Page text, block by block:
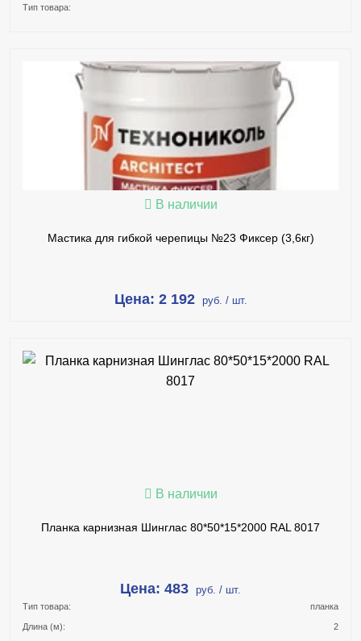
Тип товара:
КУПИТЬ В 1 КЛИК
ПОДРОБНЕЕ
В наличии
Мастика для гибкой черепицы №23 Фиксер (3,6кг)
Цена: 2 192 руб. / шт.
В КОРЗИНУ
В наличии
Планка карнизная Шинглас 80*50*15*2000 RAL 8017
Цена: 483 руб. / шт.
Тип товара: планка
Длина (м): 2